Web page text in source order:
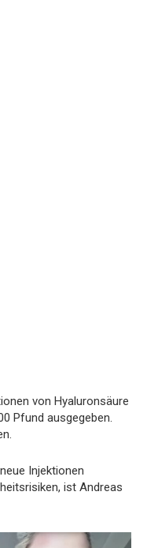
von Hyaluronsäure
Pfund ausgegeben.
Injektionen
ist Andreas